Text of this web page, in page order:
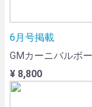
6月号掲載
GMカーニバルボ
¥ 8,800